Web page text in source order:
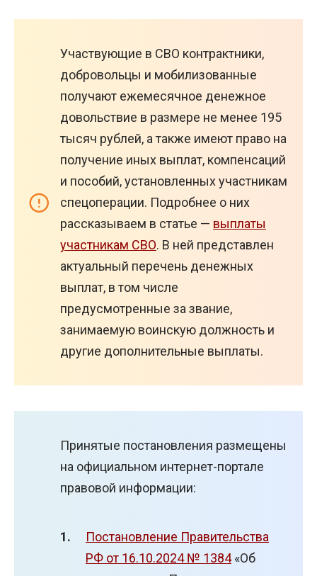
Участвующие в СВО контрактники,
добровольцы и мобилизованные
получают ежемесячное денежное
довольствие в размере не менее 195
тысяч рублей, а также имеют право на
получение иных выплат, компенсаций
и пособий, установленных участникам
спецоперации. Подробнее о них
рассказываем в статье — выплаты
участникам СВО. В ней представлен
актуальный перечень денежных
выплат, в том числе
предусмотренные за звание,
занимаемую воинскую должность и
другие дополнительные выплаты.
Принятые постановления размещены
на официальном интернет-портале
правовой информации:
Постановление Правительства
РФ от 16.10.2024 № 1384«Об